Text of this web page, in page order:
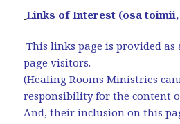
Links of Interest (osa toimii,
This links page is provided as
page visitors.
(Healing Rooms Ministries
responsibility for the content
And, their inclusion on this